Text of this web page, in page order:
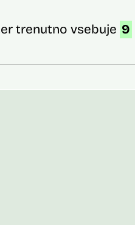
trenutno vsebuje 9